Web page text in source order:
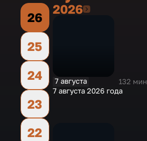
26
25
24
23
22
20262026
7 августа
132 мин
7 августа 2026 года